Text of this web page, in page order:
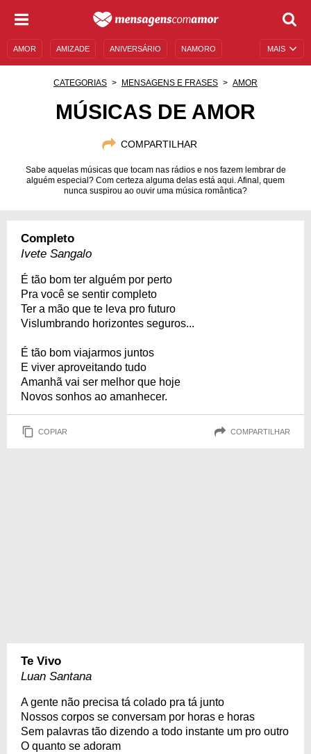
MAIS
AMOR AMIZADE ANIVERSÁRIO NAMORO
UNIVERSO FEMININO
CATEGORIAS MENSAGENS E FRASES AMOR
MÚSICAS DE AMOR
COMPARTILHAR
Sabe aquelas músicas que tocam nas rádios e nos fazem lembrar de
alguém especial? Com certeza alguma delas está aqui. Afinal, quem
nunca suspirou ao ouvir uma música romântica?
Completo
Ivete Sangalo
É tão bom ter alguém por perto
Pra você se sentir completo
Ter a mão que te leva pro futuro
Vislumbrando horizontes seguros...
É tão bom viajarmos juntos
E viver aproveitando tudo
Amanhã vai ser melhor que hoje
Novos sonhos ao amanhecer.
COPIAR COMPARTILHAR
Te Vivo
Luan Santana
A gente não precisa tá colado pra tá junto
Nossos corpos se conversam por horas e horas
Sem palavras tão dizendo a todo instante um pro outro
O quanto se adoram